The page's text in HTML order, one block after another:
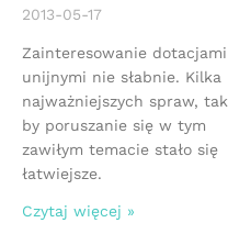
2013-05-17
Zainteresowanie dotacjami
unijnymi nie słabnie. Kilka
najważniejszych spraw, tak
by poruszanie się w tym
zawiłym temacie stało się
łatwiejsze.
Czytaj więcej »